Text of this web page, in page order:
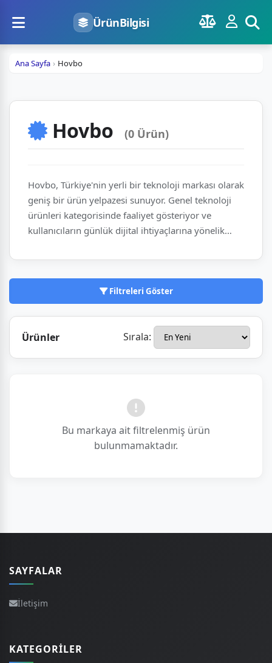
ÜrünBilgisi
Ana Sayfa Hovbo
Hovbo (0 Ürün)
Hovbo, Türkiye'nin yerli bir teknoloji markası olarak
geniş bir ürün yelpazesi sunuyor. Genel teknoloji
ürünleri kategorisinde faaliyet gösteriyor ve
kullanıcıların günlük dijital ihtiyaçlarına yönelik
ağıyla, erişilebilir teknolojiyi kullanıcılarla
buluşturmayı hedefliyor.
Filtreleri Göster
Ürünler Sırala:
Bu markaya ait filtrelenmiş ürün
bulunmamaktadır.
SAYFALAR
İletişim
KATEGORILER